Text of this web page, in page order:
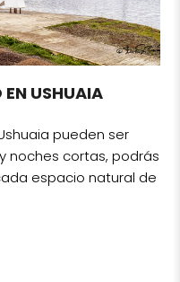
USHUAIA
pueden ser
noches cortas, podrás
espacio natural de